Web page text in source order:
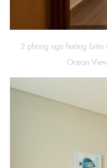
2 phòng ngủ hướng
Ocean